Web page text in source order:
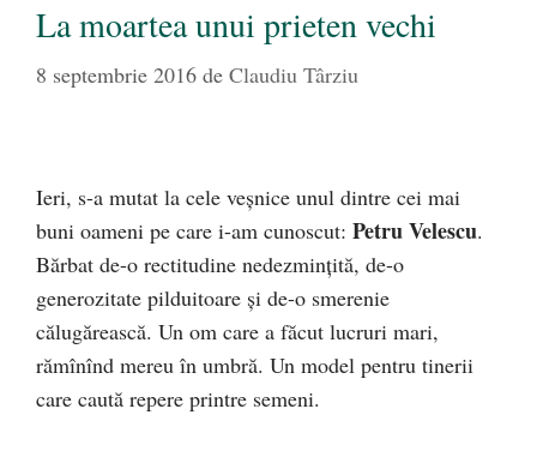
La moartea unui prieten vechi
8 septembrie 2016 de Claudiu Târziu
Ieri, s-a mutat la cele veșnice unul dintre cei mai
buni oameni pe care i-am cunoscut: Petru Velescu.
Bărbat de-o rectitudine nedezmințită, de-o
generozitate pilduitoare și de-o smerenie
călugărească. Un om care a făcut lucruri mari,
rămînînd mereu în umbră. Un model pentru tinerii
care caută repere printre semeni.